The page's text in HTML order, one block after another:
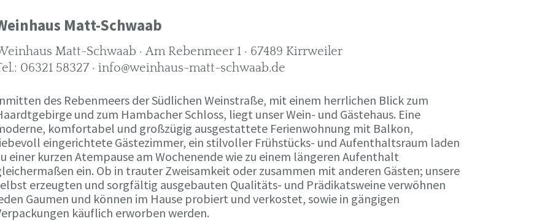
Matt-Schwaab
Matt-Schwaab · Am Rebenmeer 1 · 67489 Kirrweiler
06321 58327 · info@weinhaus-matt-schwaab.de
des Rebenmeers der Südlichen Weinstraße, mit einem herrlichen Blick zum
und zum Hambacher Schloss, liegt unser Wein- und Gästehaus. Eine
komfortabel und großzügig ausgestattete Ferienwohnung mit Balkon,
eingerichtete Gästezimmer, ein stilvoller Frühstücks- und Aufenthaltsraum laden
einer kurzen Atempause am Wochenende wie zu einem längeren Aufenthalt
ein. Ob in trauter Zweisamkeit oder zusammen mit anderen Gästen; unsere
erzeugten und sorgfältig ausgebauten Qualitäts- und Prädikatsweine verwöhnen
Gaumen und können im Hause probiert und verkostet, sowie in gängigen
käuflich erworben werden.